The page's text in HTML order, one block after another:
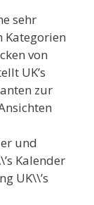
sehr
Kategorien
von
UK’s
zur
und
Kalender
UK\\’s